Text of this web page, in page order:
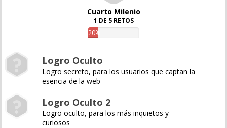
Cuarto Milenio
1 DE 5 RETOS
20%
Logro Oculto
Logro secreto, para los usuarios que captan la
esencia de la web
Logro Oculto 2
Logro oculto, para los más inquietos y
curiosos